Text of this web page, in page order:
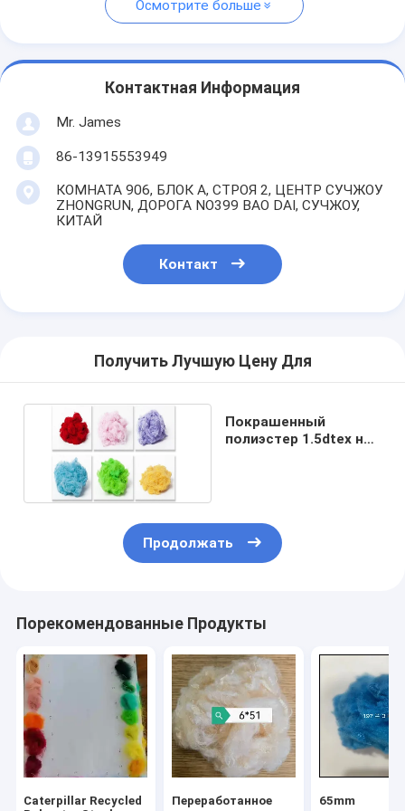
Осмотрите больше
Контактная Информация
Mr. James
86-13915553949
КОМНАТА 906, БЛОК A, СТРОЯ 2, ЦЕНТР СУЧЖОУ
ZHONGRUN, ДОРОГА NO399 BAO DAI, СУЧЖОУ,
КИТАЙ
Контакт
Получить Лучшую Цену Для
Покрашенный
полиэстер 1.5dtex не
Продолжать
Порекомендованные Продукты
Caterpillar Recycled
Переработанное
65mm